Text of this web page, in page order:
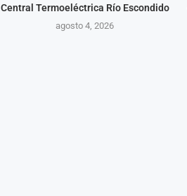
Central Termoeléctrica Río Escondido
agosto 4, 2026